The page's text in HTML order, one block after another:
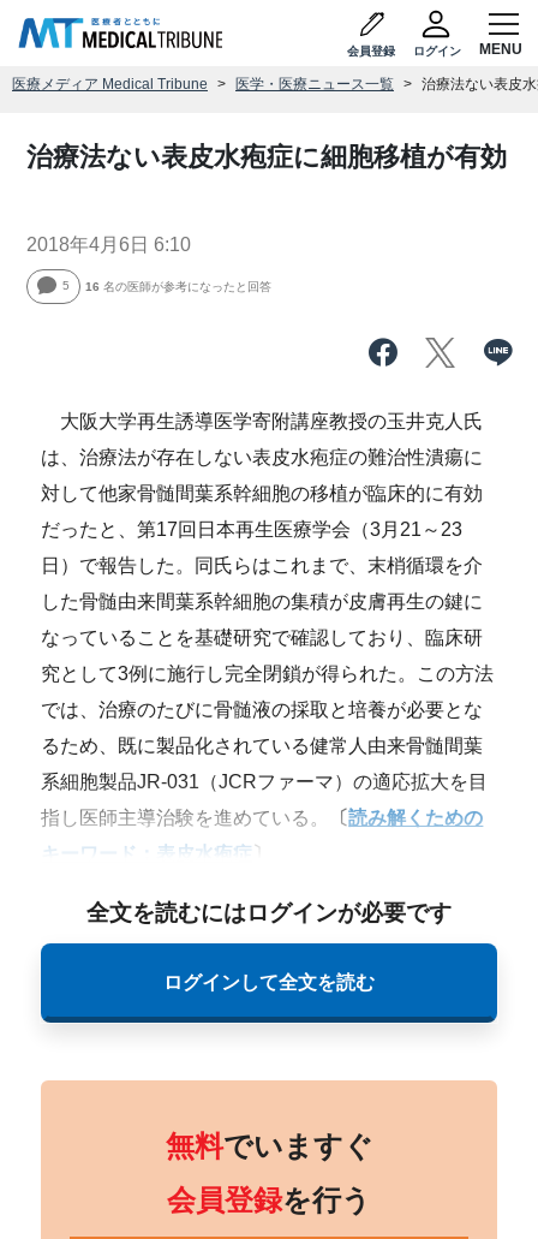
会員登録 ログイン
医療メディア Medical Tribune 医学・医療ニュース一覧 治療法ない表皮
治療法ない表皮水疱症に細胞移植が有効
2018年4月6日 6:10
5 16 名の医師が参考になったと回答
大阪大学再生誘導医学寄附講座教授の玉井克人氏
は、治療法が存在しない表皮水疱症の難治性潰瘍に
対して他家骨髄間葉系幹細胞の移植が臨床的に有効
だったと、第17回日本再生医療学会（3月21～23
日）で報告した。同氏らはこれまで、末梢循環を介
した骨髄由来間葉系幹細胞の集積が皮膚再生の鍵に
なっていることを基礎研究で確認しており、臨床研
究として3例に施行し完全閉鎖が得られた。この方法
では、治療のたびに骨髄液の採取と培養が必要とな
るため、既に製品化されている健常人由来骨髄間葉
系細胞製品JR-031（JCRファーマ）の適応拡大を目
指し医師主導治験を進めている。
〔読み解くための
キーワード：表皮水疱症 〕
全文を読むにはログインが必要です
ログインして全文を読む
無料でいますぐ
会員登録を行う